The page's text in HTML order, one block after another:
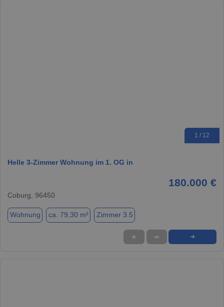
1 / 12
Helle 3-Zimmer Wohnung im 1. OG in
180.000 €
Coburg, 96450
Wohnung ca. 79,30 m² Zimmer 3.5
★ ➦ ➜